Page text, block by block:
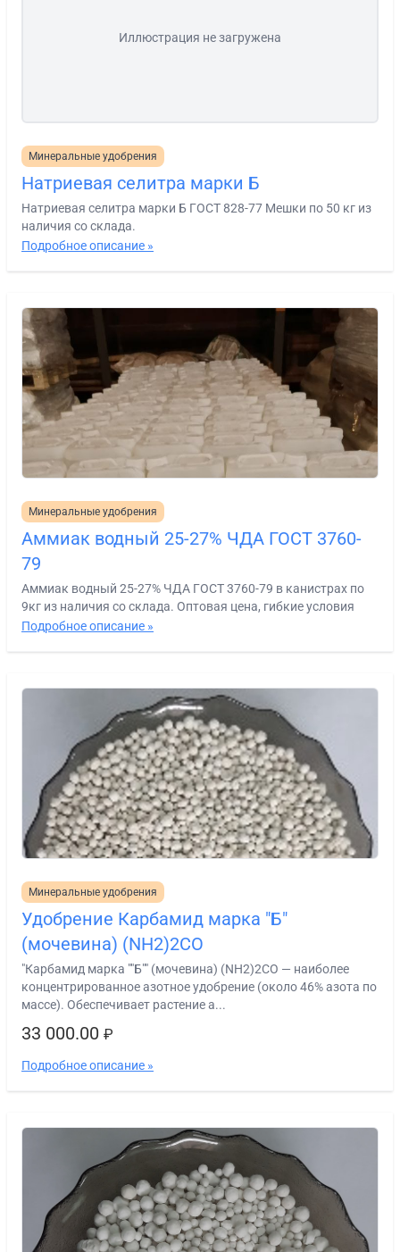
Иллюстрация не загружена
Минеральные удобрения
Натриевая селитра марки Б
Натриевая селитра марки Б ГОСТ 828-77 Мешки по 50 кг из
наличия со склада.
Подробное описание »
Минеральные удобрения
Аммиак водный 25-27% ЧДА ГОСТ 3760-
79
Аммиак водный 25-27% ЧДА ГОСТ 3760-79 в канистрах по
9кг из наличия со склада. Оптовая цена, гибкие условия
Подробное описание »
Минеральные удобрения
Удобрение Карбамид марка "Б"
(мочевина) (NH2)2CO
"Карбамид марка ""Б"" (мочевина) (NH2)2CO — наиболее
концентрированное азотное удобрение (около 46% азота по
массе). Обеспечивает растение а...
33 000.00 ₽
Подробное описание »